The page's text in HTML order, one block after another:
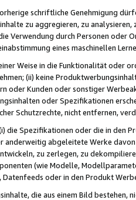
schriftliche Genehmigung
zu aggregieren, zu
Verwendung durch Personen
eines maschinellen
Weise in die Funktionalität oder
(ii) keine
oder Kunden oder sonstiger
oder Spezifikationen
Schutzrechte, nicht entfernen,
die Spezifikationen oder die in
anderweitig abgeleitete Werke
zu zerlegen, zu
(wie Modelle,
Datenfeeds oder in den Produkt
die aus einem Bild bestehen,